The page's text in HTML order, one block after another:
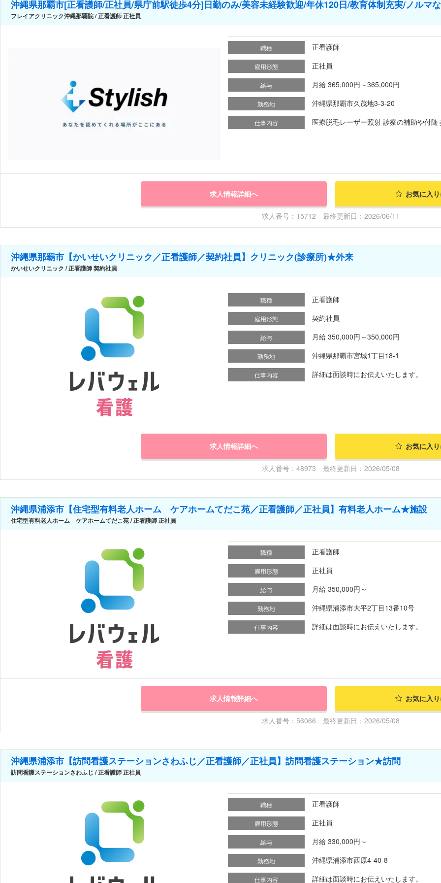
沖縄県那覇市[正看護師/正社員/県庁前駅徒歩4分]日勤のみ/美容未経験歓迎/年休120日/教育体制充実/ノルマ
フレイアクリニック沖縄那覇院 / 正看護師 正社員
職種 正看護師
雇用形態 正社員
給与 月給 365,000円～365,000円
勤務地 沖縄県那覇市久茂地3-3-20
仕事内容 医療脱毛レーザー照射 診察の補助や付
求人情報詳細へ お気に入
求人番号：15712 最終更新日：2026/06/11
沖縄県那覇市【かいせいクリニック／正看護師／契約社員】クリニック(診療所)★外来
かいせいクリニック / 正看護師 契約社員
職種 正看護師
雇用形態 契約社員
給与 月給 350,000円～350,000円
勤務地 沖縄県那覇市宮城1丁目18-1
仕事内容 詳細は面談時にお伝えいたします。
求人情報詳細へ お気に入
求人番号：48973 最終更新日：2026/05/08
沖縄県浦添市【住宅型有料老人ホーム ケアホームてだこ苑／正看護師／正社員】有料老人ホーム★施設
住宅型有料老人ホーム ケアホームてだこ苑 / 正看護師 正社員
職種 正看護師
雇用形態 正社員
給与 月給 350,000円～
勤務地 沖縄県浦添市大平2丁目13番10号
仕事内容 詳細は面談時にお伝えいたします。
求人情報詳細へ お気に入
求人番号：56066 最終更新日：2026/05/08
沖縄県浦添市【訪問看護ステーションさわふじ／正看護師／正社員】訪問看護ステーション★訪問
訪問看護ステーションさわふじ / 正看護師 正社員
職種 正看護師
雇用形態 正社員
給与 月給 330,000円～
勤務地 沖縄県浦添市西原4-40-8
仕事内容 詳細は面談時にお伝えいたします。